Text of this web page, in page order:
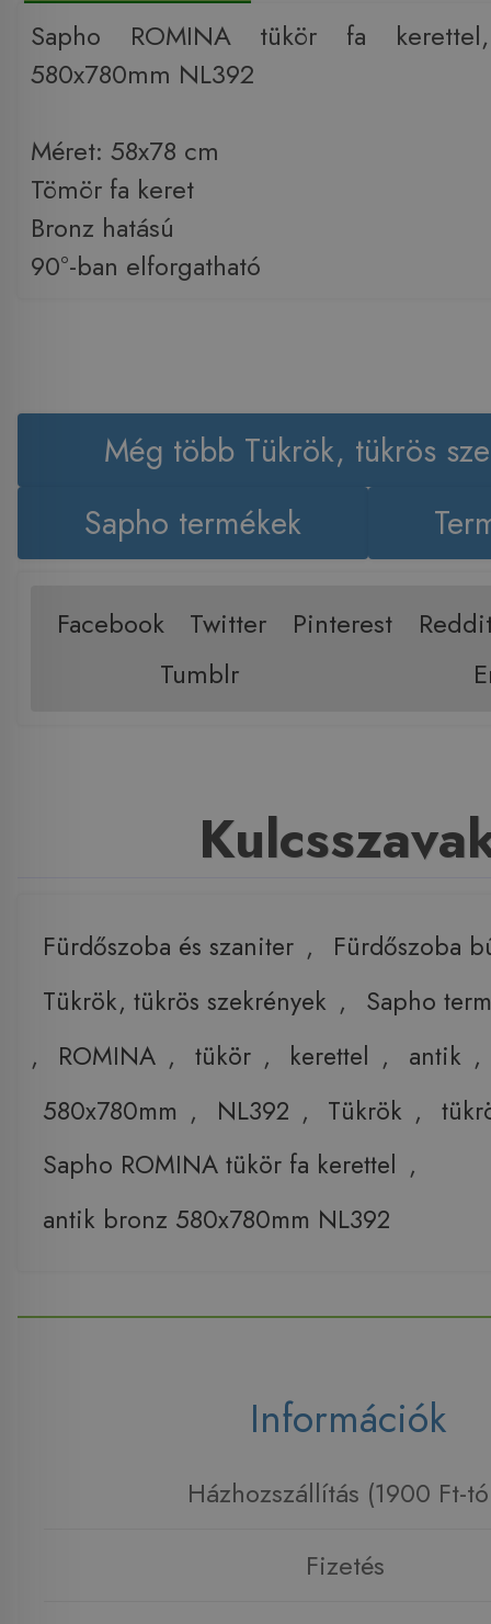
Sapho ROMINA tükör fa
580x780mm NL392
Méret: 58x78 cm
Tömör fa keret
Bronz hatású
90°-ban elforgatható
Még több Tükrök, tükrös
Sapho termékek
Facebook Twitter Pinterest
Tumblr
Fürdőszoba és szaniter ,
Fürdőszoba
Tükrök, tükrös szekrények ,
Sapho
,
ROMINA , tükör , kerettel , antik ,
580x780mm , NL392 , Tükrök ,
Sapho ROMINA tükör fa kerettel ,
antik bronz 580x780mm NL392
Információk
Házhozszállítás (1900 Ft-
Fizetés